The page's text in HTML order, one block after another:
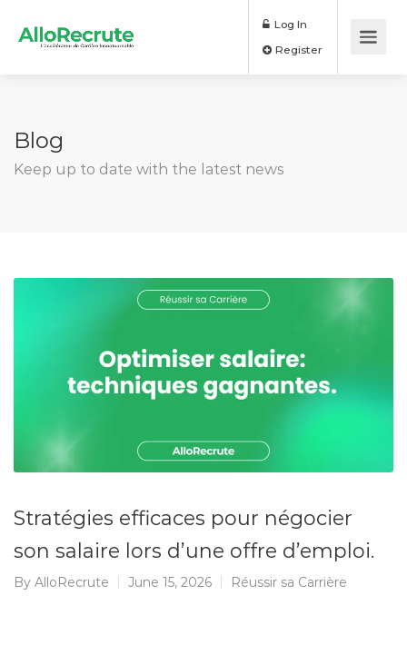
Log In
Blog
Keep up to date with the latest news
Stratégies efficaces pour négocier
son salaire lors d’une offre d’emploi.
By AlloRecrute June 15, 2026 Réussir sa Carrière